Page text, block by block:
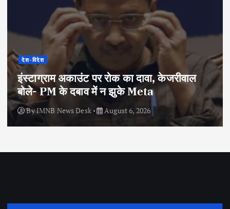
देश-विदेश
इंस्टाग्राम अकाउंट पर रोक का दावा, केजरीवाल
बोले- PM के दबाव में न झुके Meta
ByIMNB News Desk August 6, 2026